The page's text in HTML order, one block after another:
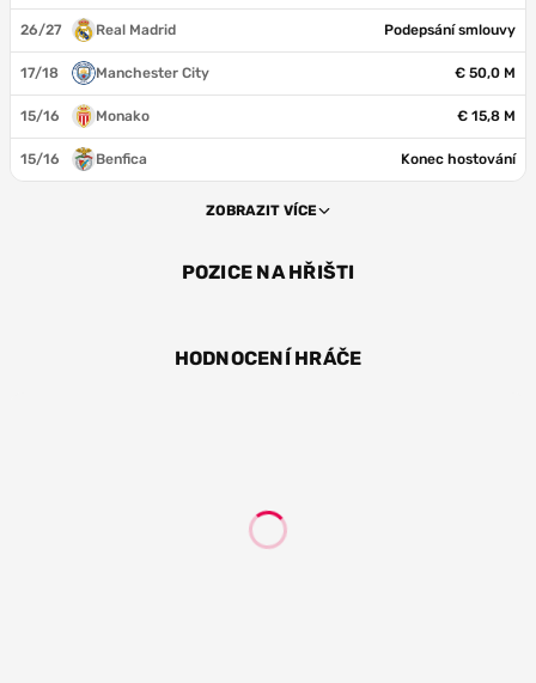
26/27 Real Madrid Podepsání smlouvy
17/18 Manchester City € 50,0 M
15/16 Monako € 15,8 M
15/16 Benfica Konec hostování
ZOBRAZIT VÍCE
POZICE NA HŘIŠTI
HODNOCENÍ HRÁČE